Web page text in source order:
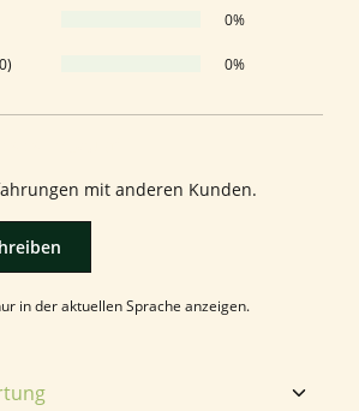
0%
0%
mit anderen Kunden.
in der aktuellen Sprache anzeigen.